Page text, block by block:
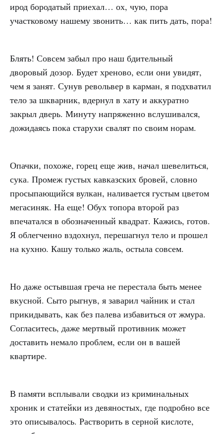
ирод бородатый приехал… ох, чую, пора
участковому нашему звонить… как пить дать, пора!
Блять! Совсем забыл про наш бдительный
дворовый дозор. Будет хреново, если они увидят,
чем я занят. Сунув револьвер в карман, я подхватил
тело за шкварник, вдернул в хату и аккуратно
закрыл дверь. Минуту напряженно вслушивался,
дожидаясь пока старухи свалят по своим норам.
Опачки, похоже, горец еще жив, начал шевелиться,
сука. Промеж густых кавказских бровей, словно
просыпающийся вулкан, наливается густым цветом
мегасиняк. На еще! Обух топора второй раз
впечатался в обозначенный квадрат. Кажись, готов.
Я облегченно вздохнул, перешагнул тело и прошел
на кухню. Кашу только жаль, остыла совсем.
Но даже остывшая греча не перестала быть менее
вкусной. Сыто рыгнув, я заварил чайник и стал
прикидывать, как без палева избавиться от жмура.
Согласитесь, даже мертвый противник может
доставить немало проблем, если он в вашей
квартире.
В памяти всплывали сводки из криминальных
хроник и статейки из девяностых, где подробно все
это описывалось. Растворить в серной кислоте,